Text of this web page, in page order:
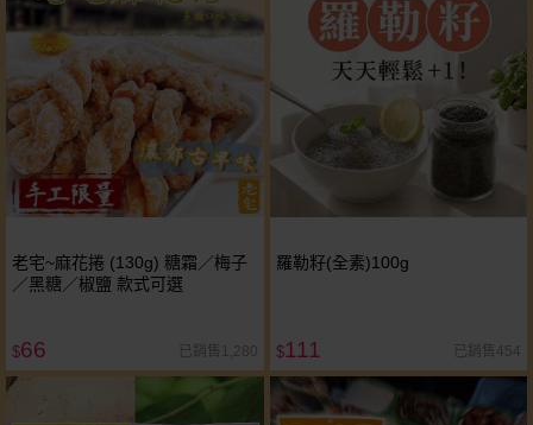
老宅~麻花捲 (130g) 糖霜／梅子
／黑糖／椒鹽 款式可選
$66 已銷售1,280
羅勒籽(全素)100g
$111 已銷售454